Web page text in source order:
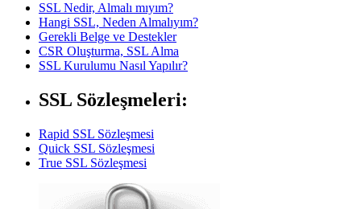
SSL Nedir, Almalı mıyım?
Hangi SSL, Neden Almalıyım?
Gerekli Belge ve Destekler
CSR Oluşturma, SSL Alma
SSL Kurulumu Nasıl Yapılır?
SSL Sözleşmeleri:
Rapid SSL Sözleşmesi
Quick SSL Sözleşmesi
True SSL Sözleşmesi